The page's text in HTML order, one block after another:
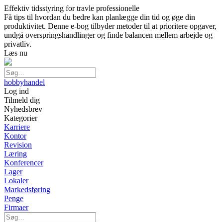
Effektiv tidsstyring for travle professionelle
Få tips til hvordan du bedre kan planlægge din tid og øge din
produktivitet. Denne e-bog tilbyder metoder til at prioritere opgaver,
undgå overspringshandlinger og finde balancen mellem arbejde og
privatliv.
Læs nu
hobbyhandel
Log ind
Tilmeld dig
Nyhedsbrev
Kategorier
Karriere
Kontor
Revision
Læring
Konferencer
Lager
Lokaler
Markedsføring
Penge
Firmaer